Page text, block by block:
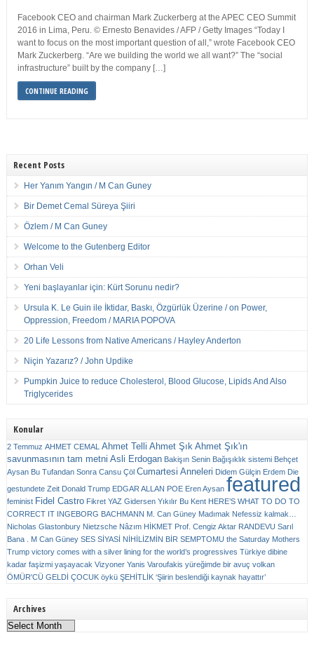
Facebook CEO and chairman Mark Zuckerberg at the APEC CEO Summit
2016 in Lima, Peru. © Ernesto Benavides / AFP / Getty Images “Today I
want to focus on the most important question of all,” wrote Facebook CEO
Mark Zuckerberg. “Are we building the world we all want?” The “social
infrastructure” built by the company […]
CONTINUE READING
Recent Posts
Her Yanım Yangın / M Can Guney
Bir Demet Cemal Süreya Şiiri
Özlem / M Can Guney
Welcome to the Gutenberg Editor
Orhan Veli
Yeni başlayanlar için: Kürt Sorunu nedir?
Ursula K. Le Guin ile İktidar, Baskı, Özgürlük Üzerine / on Power,
Oppression, Freedom / MARIA POPOVA
20 Life Lessons from Native Americans / Hayley Anderton
Niçin Yazarız? / John Updike
Pumpkin Juice to reduce Cholesterol, Blood Glucose, Lipids And Also
Triglycerides
Konular
2 Temmuz AHMET CEMAL Ahmet Telli Ahmet Şık Ahmet Şık'ın
savunmasının tam metni Asli Erdogan Bakişın Senin Bağışıklık sistemi Behçet
Aysan Bu Tufandan Sonra Cansu Çöl Cumartesi Anneleri Didem Gülçin Erdem Die
gestundete Zeit Donald Trump EDGAR ALLAN POE Eren Aysan featured
feminist Fidel Castro Fikret YAZ Gidersen Yıkılır Bu Kent HERE’S WHAT TO DO TO
CORRECT IT INGEBORG BACHMANN M. Can Güney Madımak Nefessiz kalmak…
Nicholas Glastonbury Nietzsche Nâzım HİKMET Prof. Cengiz Aktar RANDEVU Sarıl
Bana . M Can Güney SES SİYASİ NİHİLİZMİN BİR SEMPTOMU the Saturday Mothers
Trump victory comes with a silver lining for the world’s progressives Türkiye dibine
kadar faşizmi yaşayacak Vizyoner Yanis Varoufakis yüreğimde bir avuç volkan
ÖMÜR'CÜ GELDİ ÇOCUK öykü ŞEHİTLİK ‘Şiirin beslendiği kaynak hayattır’
Archives
Archives